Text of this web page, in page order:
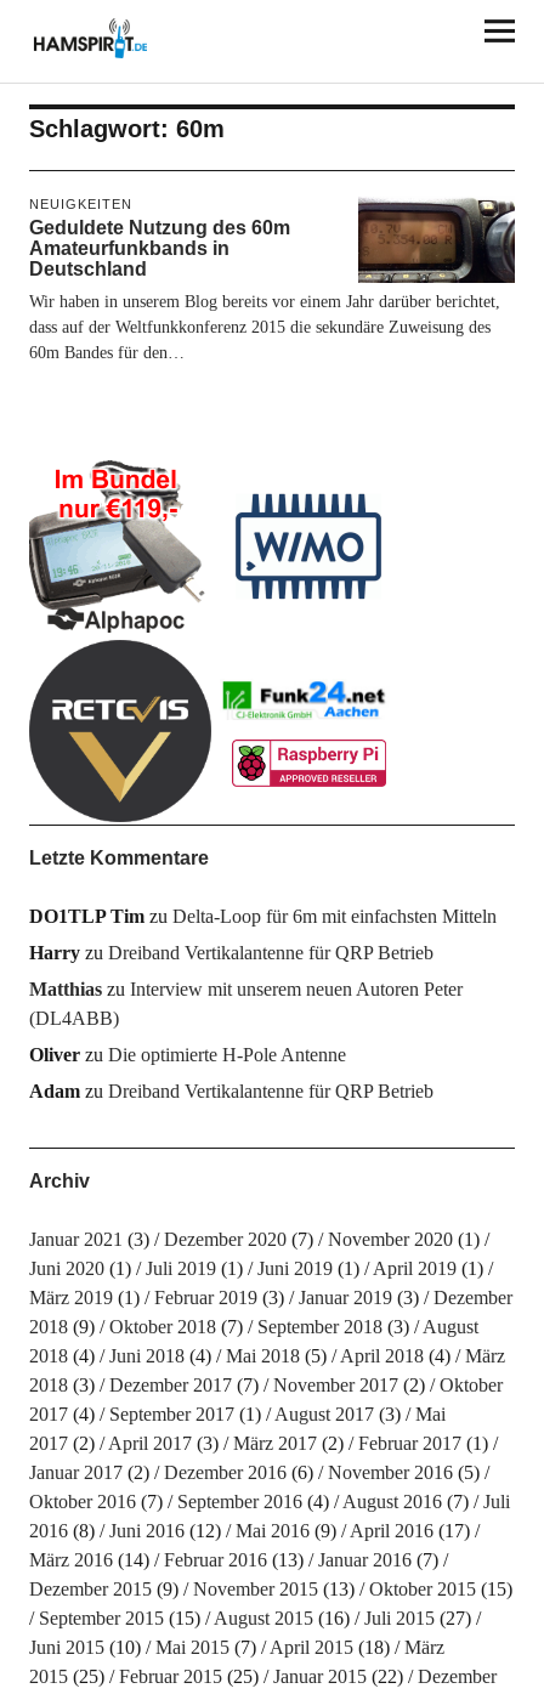
HAMSPIRIT.DE
Schlagwort: 60m
NEUIGKEITEN
Geduldete Nutzung des 60m
Amateurfunkbands in
Deutschland
Wir haben in unserem Blog bereits vor einem Jahr darüber berichtet,
dass auf der Weltfunkkonferenz 2015 die sekundäre Zuweisung des
60m Bandes für den…
Letzte Kommentare
DO1TLP Timzu Delta-Loop für 6m mit einfachsten Mitteln
Harryzu Dreiband Vertikalantenne für QRP Betrieb
Matthiaszu Interview mit unserem neuen Autoren Peter
(DL4ABB)
Oliverzu Die optimierte H-Pole Antenne
Adamzu Dreiband Vertikalantenne für QRP Betrieb
Archiv
Januar 2021 (3) Dezember 2020(7) November 2020(1)
Juni 2020(1) Juli 2019(1) Juni 2019(1) April 2019(1)
März 2019(1) Februar 2019(3) Januar 2019(3)
Dezember
2018(9) Oktober 2018(7) September 2018(3)
August
2018(4) Juni 2018(4) Mai 2018(5) April 2018(4)
März
2018(3) Dezember 2017(7) November 2017(2)
Oktober
2017(4) September 2017(1) August 2017(3)
Mai
2017(2) April 2017(3) März 2017(2) Februar 2017(1)
Januar 2017(2) Dezember 2016(6) November 2016(5)
Oktober 2016(7) September 2016(4) August 2016(7)
Juli
2016(8) Juni 2016(12) Mai 2016(9) April 2016(17)
März 2016(14) Februar 2016(13) Januar 2016(7)
Dezember 2015(9) November 2015(13) Oktober 2015(15)
September 2015(15) August 2015(16) Juli 2015(27)
Juni 2015(10) Mai 2015(7) April 2015(18)
März
2015(25) Februar 2015(25) Januar 2015(22)
Dezember